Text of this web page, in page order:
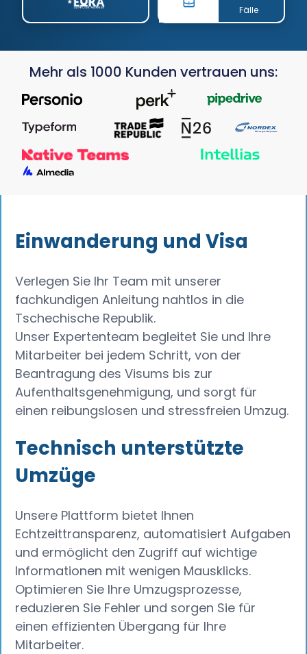
Fälle
Mehr als 1000 Kunden vertrauen uns:
Einwanderung und Visa
Verlegen Sie Ihr Team mit unserer
fachkundigen Anleitung nahtlos in die
Tschechische Republik.
Unser Expertenteam begleitet Sie und Ihre
Mitarbeiter bei jedem Schritt, von der
Beantragung des Visums bis zur
Aufenthaltsgenehmigung, und sorgt für
einen reibungslosen und stressfreien Umzug.
Technisch unterstützte
Umzüge
Unsere Plattform bietet Ihnen
Echtzeittransparenz, automatisiert Aufgaben
und ermöglicht den Zugriff auf wichtige
Informationen mit wenigen Mausklicks.
Optimieren Sie Ihre Umzugsprozesse,
reduzieren Sie Fehler und sorgen Sie für
einen effizienten Übergang für Ihre
Mitarbeiter.